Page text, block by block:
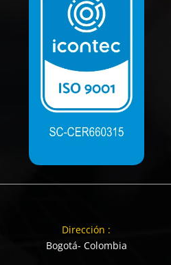
Dirección :
Bogotá- Colombia